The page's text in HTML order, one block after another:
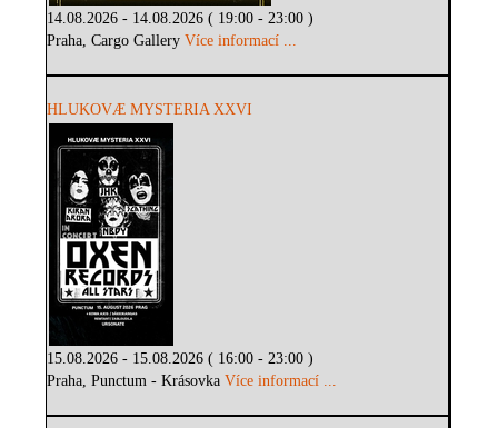
14.08.2026 - 14.08.2026 ( 19:00 - 23:00 )
Praha, Cargo GalleryVíce informací ...
HLUKOVÆ MYSTERIA XXVI
15.08.2026 - 15.08.2026 ( 16:00 - 23:00 )
Praha, Punctum - KrásovkaVíce informací ...